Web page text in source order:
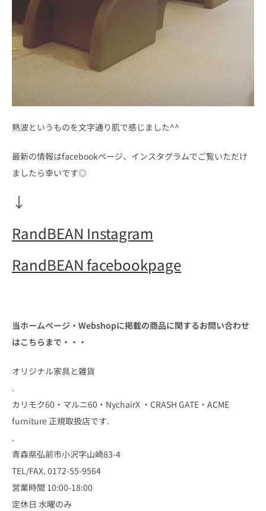
熱波というものを文字通り肌で感じました^^
最新の情報はfacebookページ、インスタグラムでご覧いただけ
ましたら幸いです◎
↓
RandBEAN Instagram
RandBEAN facebookpage
当ホームページ・Webshopに掲載の商品に関するお問い合わせ
はこちらまで・・・
オリジナル家具と雑貨
.
カリモク60・マルニ60・NychairX ・CRASH GATE・ACME
furniture 正規取扱店です.
.
青森県弘前市小沢字山崎83-4
TEL/FAX. 0172-55-9564
営業時間 10:00-18:00
定休日 水曜のみ